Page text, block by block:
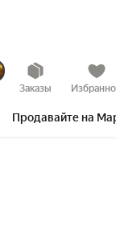
Заказы
Продавайте на